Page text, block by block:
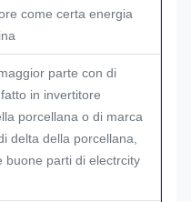
come certa energia
parte con di
in invertitore
porcellana o di marca
delta della porcellana,
buone parti di electrcity